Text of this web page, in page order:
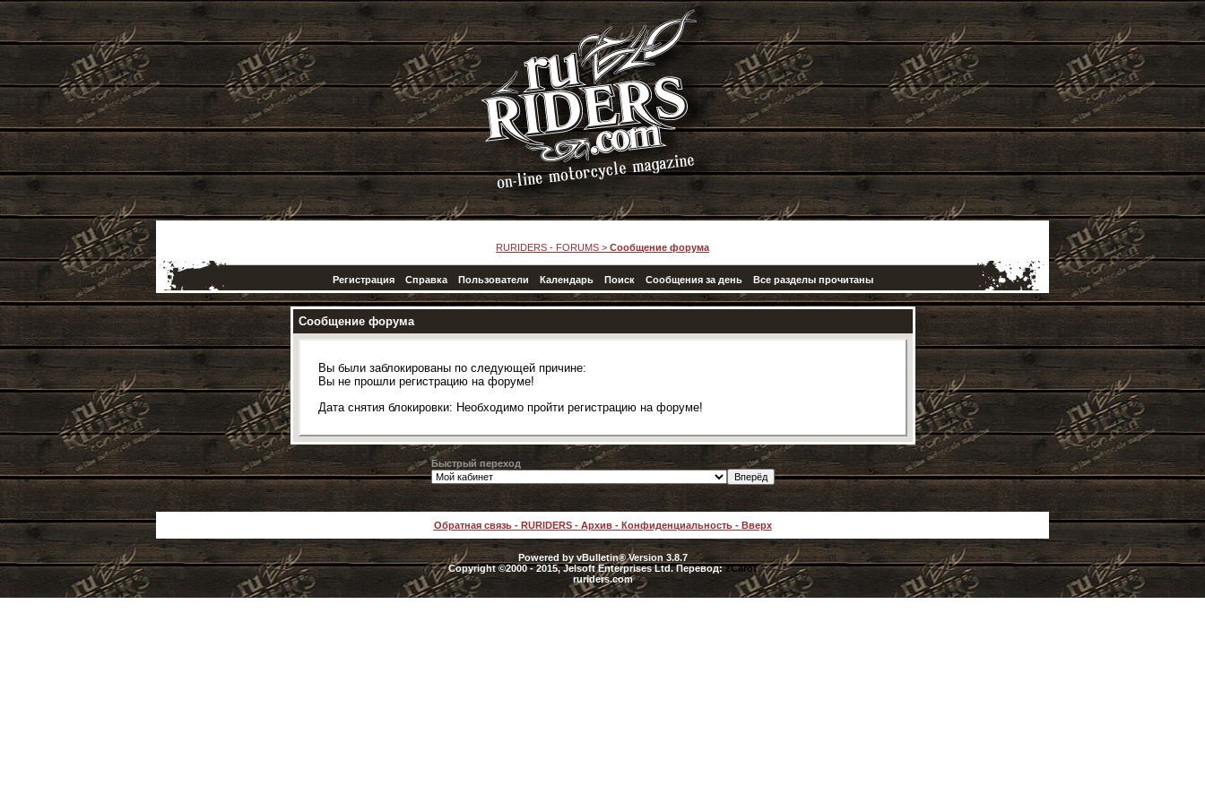
RURIDERS - FORUMS > Сообщение форума
Регистрация Справка Пользователи Календарь Поиск Сообщения за день Все разделы прочитаны
Сообщение форума
Вы были заблокированы по следующей причине:
Вы не прошли регистрацию на форуме!
Дата снятия блокировки: Необходимо пройти регистрацию на форуме!
Быстрый переход
Обратная связь- RURIDERS- Архив- Конфиденциальность- Вверх
Powered by vBulletin® Version 3.8.7
Copyright ©2000 - 2015, Jelsoft Enterprises Ltd. Перевод:zCarot
ruriders.com